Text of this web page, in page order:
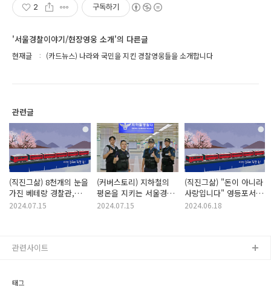
2 구독하기
'서울경찰이야기/현장영웅 소개'의 다른글
현재글 (카드뉴스) 나라와 국민을 지킨 경찰영웅들을 소개합니다
관련글
(직진그삶) 8천개의 눈을
가진 베테랑 경찰관,
CCTV의 달인 문일선
2024.07.15
(커버스토리) 지하철의
평온을 지키는 서울경찰
지하철경찰대
2024.07.15
(직진그삶) "돈이 아니라
사랑입니다" 영등포서
대림지구대 이성우 경감
2024.06.18
태그
관련사이트